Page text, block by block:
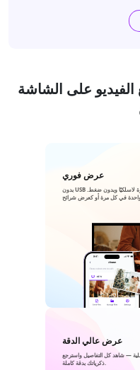
على الشاشة
عرض فوري
بدون USB أو كابلات — اعرض صورك على الشاشة الكبيرة لاسلكيًا وبدون ضغط.
عرض عالي الدقة
— شاهد كل التفاصيل واسترجع
ذكرياتك بدقة كاملة.